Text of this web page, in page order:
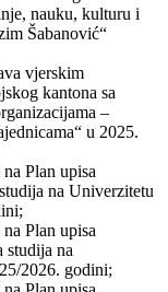
nauku, kulturu i
Šabanović“
vjerskim
kantona sa
–
u 2025.
Plan upisa
na Univerzitetu
Plan upisa
studija na
2026. godini;